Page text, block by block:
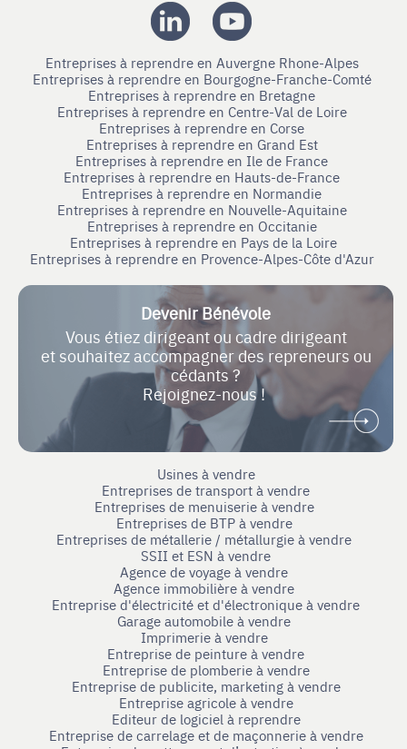
Entreprises à reprendre en Auvergne Rhone-Alpes
Entreprises à reprendre en Bourgogne-Franche-Comté
Entreprises à reprendre en Bretagne
Entreprises à reprendre en Centre-Val de Loire
Entreprises à reprendre en Corse
Entreprises à reprendre en Grand Est
Entreprises à reprendre en Ile de France
Entreprises à reprendre en Hauts-de-France
Entreprises à reprendre en Normandie
Entreprises à reprendre en Nouvelle-Aquitaine
Entreprises à reprendre en Occitanie
Entreprises à reprendre en Pays de la Loire
Entreprises à reprendre en Provence-Alpes-Côte d'Azur
Devenir Bénévole
Vous étiez dirigeant ou cadre dirigeant
et souhaitez accompagner des repreneurs ou
cédants ?
Rejoignez-nous !
Usines à vendre
Entreprises de transport à vendre
Entreprises de menuiserie à vendre
Entreprises de BTP à vendre
Entreprises de métallerie / métallurgie à vendre
SSII et ESN à vendre
Agence de voyage à vendre
Agence immobilière à vendre
Entreprise d'électricité et d'électronique à vendre
Garage automobile à vendre
Imprimerie à vendre
Entreprise de peinture à vendre
Entreprise de plomberie à vendre
Entreprise de publicite, marketing à vendre
Entreprise agricole à vendre
Editeur de logiciel à reprendre
Entreprise de carrelage et de maçonnerie à vendre